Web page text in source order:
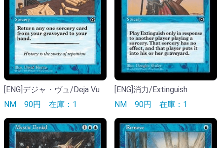
[ENG]デジャ・ヴュ/Deja Vu
NM 90円 在庫：1
[ENG]消力/Extinguish
NM 90円 在庫：1